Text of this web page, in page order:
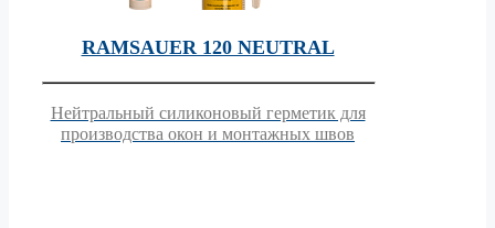
RAMSAUER 120 NEUTRAL
Нейтральный силиконовый герметик для
производства окон и монтажных швов